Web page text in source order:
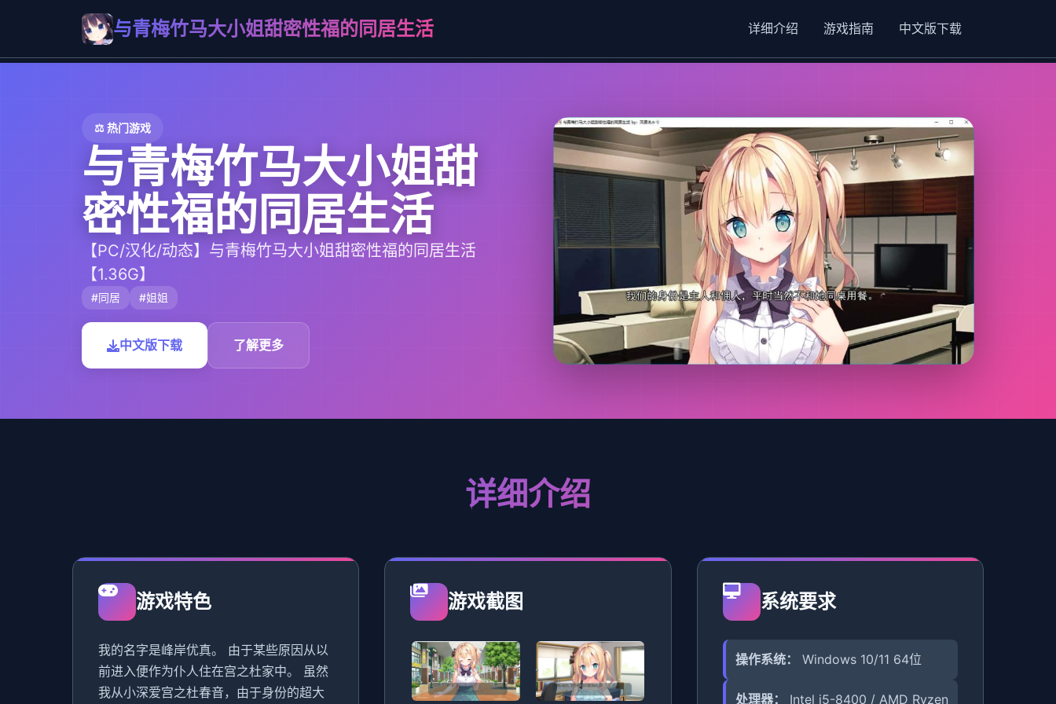
与青梅竹马大小姐甜密性福的同居生活 详细介绍 游戏指南 中文版下载
⚖️ 热门游戏
与青梅竹马大小姐甜
密性福的同居生活
【PC/汉化/动态】与青梅竹马大小姐甜密性福的同居生活
【1.36G】
#同居 #姐姐
中文版下载 了解更多
详细介绍
游戏特色
我的名字是峰岸优真。 由于某些原因从以
前进入便作为仆人住在宫之杜家中。 虽然
我从小深爱宫之杜春音，由于身份的超大
游戏截图 系统要求
操作系统： Windows 10/11 64位
处理器： Intel i5-8400 / AMD Ryzen